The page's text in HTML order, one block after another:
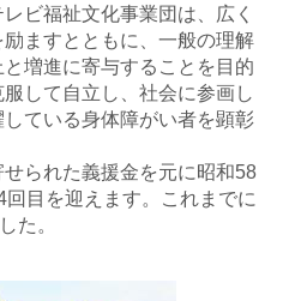
ビ福祉文化事業団は、広く
ますとともに、一般の理解
増進に寄与することを目的
して自立し、社会に参画し
ている身体障がい者を顕彰
られた義援金を元に昭和58
目を迎えます。これまでに
た。